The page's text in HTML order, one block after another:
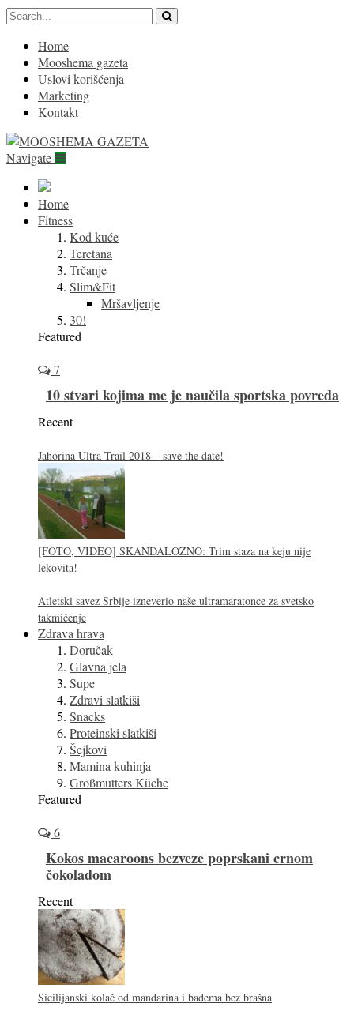
Home
Mooshema gazeta
Uslovi korišćenja
Marketing
Kontakt
Navigate
Home
Fitness
Kod kuće
Teretana
Trčanje
Slim&Fit
Mršavljenje
30!
Featured
7
10 stvari kojima me je naučila sportska povreda
Recent
Jahorina Ultra Trail 2018 – save the date!
[FOTO, VIDEO] SKANDALOZNO: Trim staza na keju nije
lekovita!
Atletski savez Srbije izneverio naše ultramaratonce za svetsko
takmičenje
Zdrava hrava
Doručak
Glavna jela
Supe
Zdravi slatkiši
Snacks
Proteinski slatkiši
Šejkovi
Mamina kuhinja
Großmutters Küche
Featured
6
Kokos macaroons bezveze poprskani crnom
čokoladom
Recent
Sicilijanski kolač od mandarina i badema bez brašna